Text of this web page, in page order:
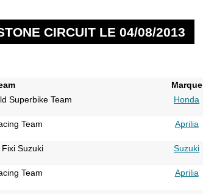
CIRCUIT LE 04/08/2013
Marque
Superbike Team Honda
Team Aprilia
Suzuki Suzuki
Team Aprilia